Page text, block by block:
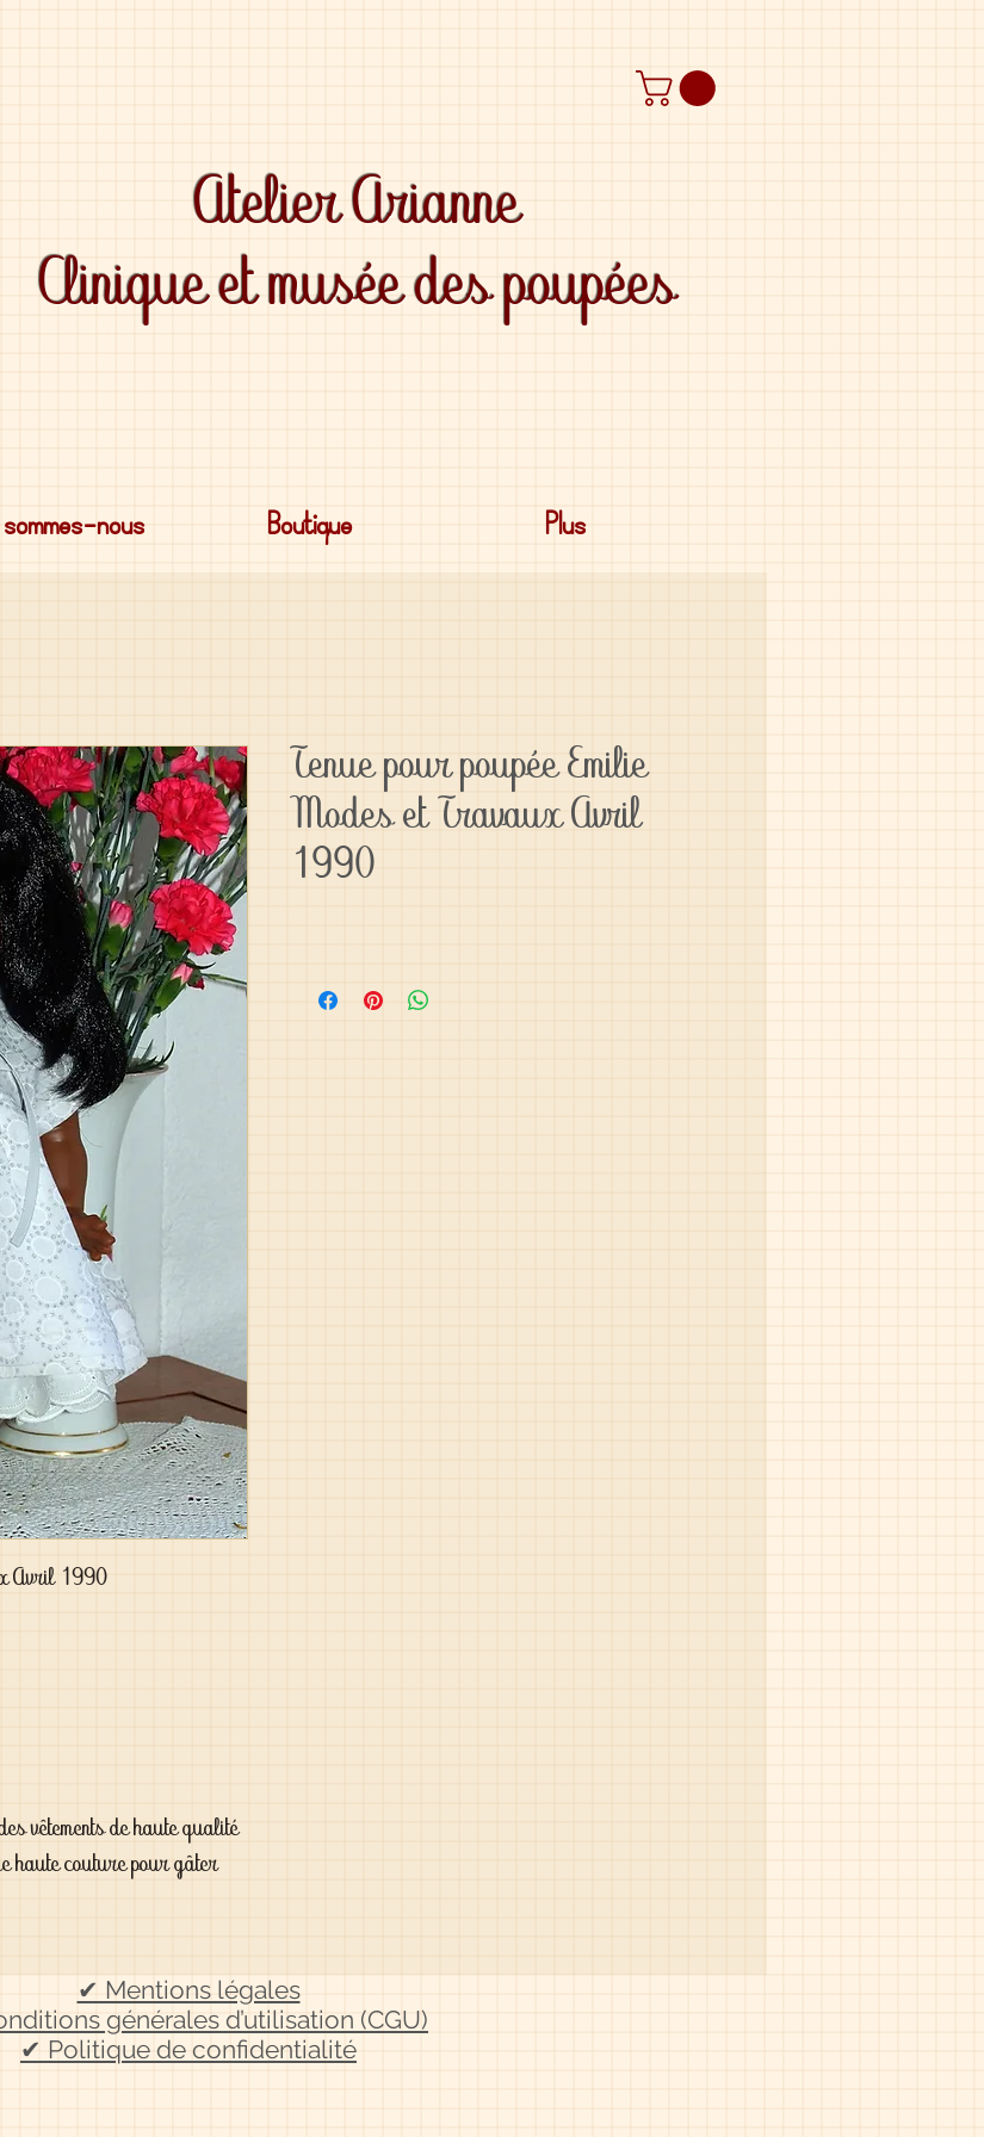
Atelier Arianne
Clinique et musée des poupées
nous Boutique Plus
Avril 1990
vêtements de haute qualité
haute couture pour gâter
Tenue pour poupée Emilie
Modes et Travaux Avril
1990
✔ Mentions légales
générales d’utilisation (CGU)
✔ Politique de confidentialité